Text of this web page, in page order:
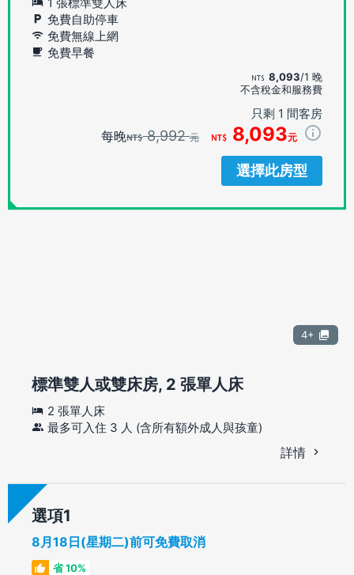
免費自助停車
免費無線上網
免費早餐
8,093/1 晚
不含稅金和服務費
只剩 1 間客房
每晚 8,992元 8,093元
選擇此房型
4+
標準雙人或雙床房, 2 張單人床
2 張單人床
最多可入住 3 人 (含所有額外成人與孩童)
詳情
選項
8月18日(星期二)前可免費取消
省 10%